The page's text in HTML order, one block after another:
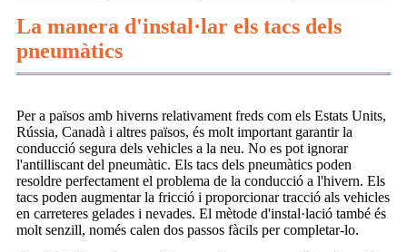
La manera d'instal·lar els tacs dels
pneumàtics
Per a països amb hiverns relativament freds com els Estats Units,
Rússia, Canadà i altres països, és molt important garantir la
conducció segura dels vehicles a la neu. No es pot ignorar
l'antilliscant del pneumàtic. Els tacs dels pneumàtics poden
resoldre perfectament el problema de la conducció a l'hivern. Els
tacs poden augmentar la fricció i proporcionar tracció als vehicles
en carreteres gelades i nevades. El mètode d'instal·lació també és
molt senzill, només calen dos passos fàcils per completar-lo.